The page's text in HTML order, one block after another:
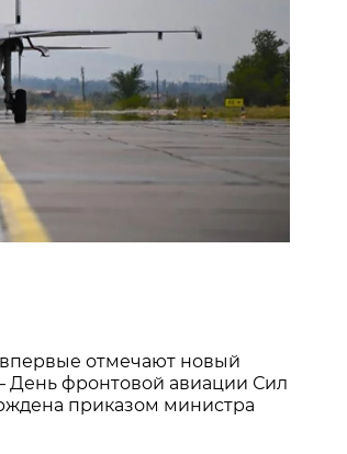
отмечают новый
фронтовой авиации Сил
приказом министра